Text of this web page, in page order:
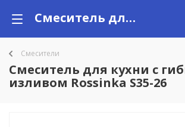
Смеситель для кухни с гибким изливом Rossinka S35-26 купить в Алматы с доставкой по Казахстану, цены
Смесители
Смеситель для кухни с
изливом Rossinka S35-26